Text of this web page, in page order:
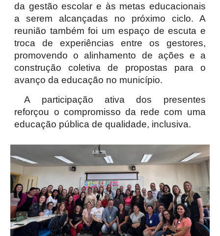
da gestão escolar e às metas educacionais
a serem alcançadas no próximo ciclo. A
reunião também foi um espaço de escuta e
troca de experiências entre os gestores,
promovendo o alinhamento de ações e a
construção coletiva de propostas para o
avanço da educação no município.
A participação ativa dos presentes
reforçou o compromisso da rede com uma
educação pública de qualidade, inclusiva.